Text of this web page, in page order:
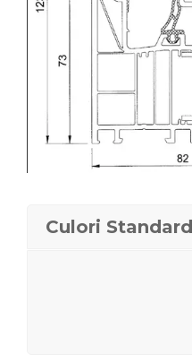
Culori Standard